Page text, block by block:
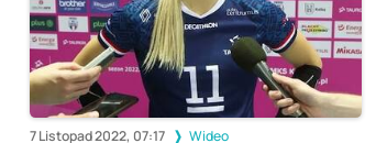
7 Listopad 2022, 07:17 Wideo